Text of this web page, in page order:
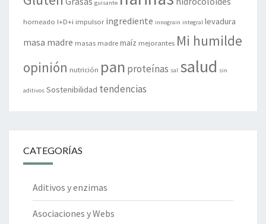
guisante
horneado I+D+i impulsor ingrediente innograin integral levadura
masa madre masas madremaíz mejorantes Mi humilde
opinión nutrición pan proteínas sal salud sin
aditivos Sostenibilidad tendencias
CATEGORÍAS
Aditivos y enzimas
Asociaciones y Webs